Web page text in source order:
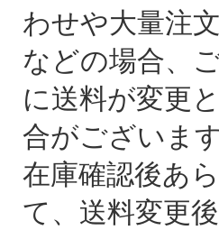
わせや大量注
などの場合、
に送料が変更
合がございます
在庫確認後あ
て、送料変更